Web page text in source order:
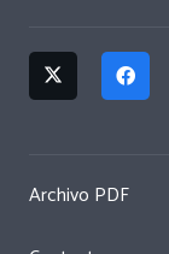
Archivo PDF